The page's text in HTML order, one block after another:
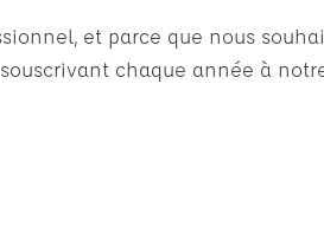
et parce que nous
chaque année à